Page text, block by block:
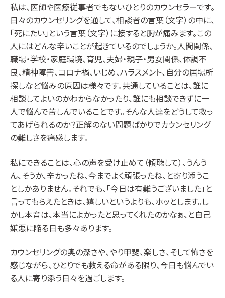
私は、医師や医療従事者でもないひとりのカウンセラーです。
日々のカウンセリングを通して、相談者の言葉（文字）の中に、
「死にたい」という言葉（文字）に接すると胸が痛みます。この
人にはどんな辛いことが起きているのでしょうか。人間関係、
職場・学校・家庭環境、育児、夫婦・親子・男女関係、体調不
良、精神障害、コロナ禍、いじめ、ハラスメント、自分の居場所
探しなど悩みの原因は様々です。共通していることは、誰に
相談してよいのかわからなかったり、誰にも相談できずに一
人で悩んで苦しんでいることです。そんな人達をどうして救っ
てあげられるのか？正解のない問題ばかりでカウンセリング
の難しさを痛感します。
私にできることは、心の声を受け止めて（傾聴して）、うんう
ん、そうか、辛かったね、今までよく頑張ったね、と寄り添うこ
としかありません。それでも、「今日は有難うございました」と
言ってもらえたときは、嬉しいというよりも、ホッとします。し
かし本音は、本当によかったと思ってくれたのかなぁ、と自己
嫌悪に陥る日も多々あります。
カウンセリングの奥の深さや、やり甲斐、楽しさ、そして怖さを
感じながら、ひとりでも救える命がある限り、今日も悩んでい
る人に寄り添う日々を過ごします。